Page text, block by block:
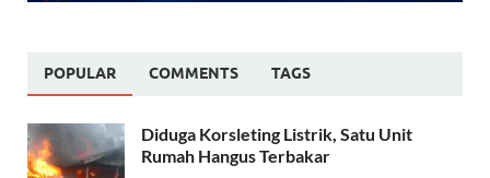
POPULAR COMMENTS TAGS
Diduga Korsleting Listrik, Satu Unit
Rumah Hangus Terbakar